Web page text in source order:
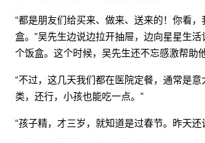
“都是朋友们给买来、做来、送来的！你看
盒。”吴先生边说边拉开抽屉，边向星星生
个饭盒。这个时候，吴先生还不忘感激帮助
“不过，这几天我们都在医院定餐，通常是意
类，还行，小孩也能吃一点。”
“孩子精，才三岁，就知道是过春节。昨天还